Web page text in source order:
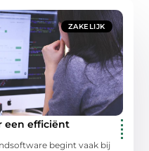
ZAKELIJK
een efficiënt
begint vaak bij